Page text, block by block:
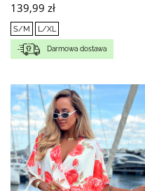
139,99 zł
S/M L/XL
Darmowa dostawa